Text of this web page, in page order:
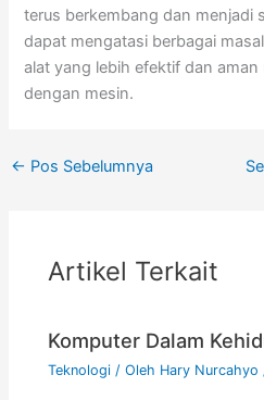
terus berkembang dan menjadi
dapat mengatasi berbagai
alat yang lebih efektif dan
dengan mesin.
← Pos Sebelumnya
Artikel Terkait
Komputer Dalam
Teknologi / Oleh Hary Nurcahyo